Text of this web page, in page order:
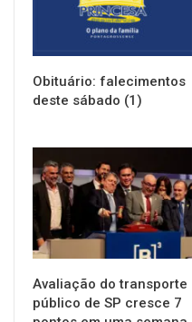
Obituário: falecimentos
deste sábado (1)
NOTÍCIAS
Avaliação do transporte
público de SP cresce 7